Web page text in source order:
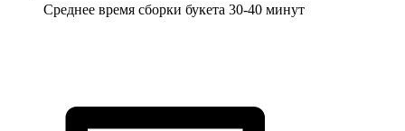
Среднее время сборки букета 30-40 минут